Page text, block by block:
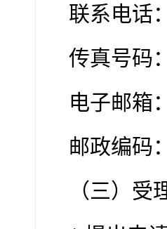
联系电话
传真号码
电子邮箱
邮政编码
（三）受